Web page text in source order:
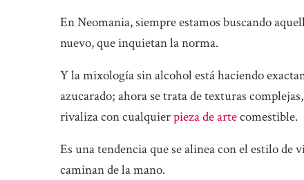
En Neomania, siempre estamos buscando
nuevo, que inquietan la norma.
Y la mixología sin alcohol está haciendo
azucarado; ahora se trata de texturas
rivaliza con cualquierpieza de artecomestible.
Es una tendencia que se alinea con el estilo de
caminan de la mano.